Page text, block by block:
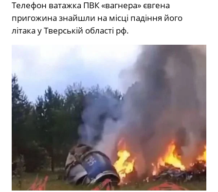
Телефон ватажка ПВК «вагнера» євгена
пригожина знайшли на місці падіння його
літака у Тверській області рф.